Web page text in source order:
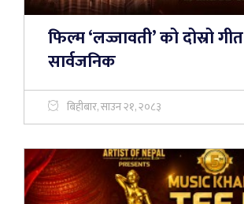
फिल्म ‘लज्जावती’ को दोस्रो गीत
सार्वजनिक
बिहीबार, साउन २१, २०८३